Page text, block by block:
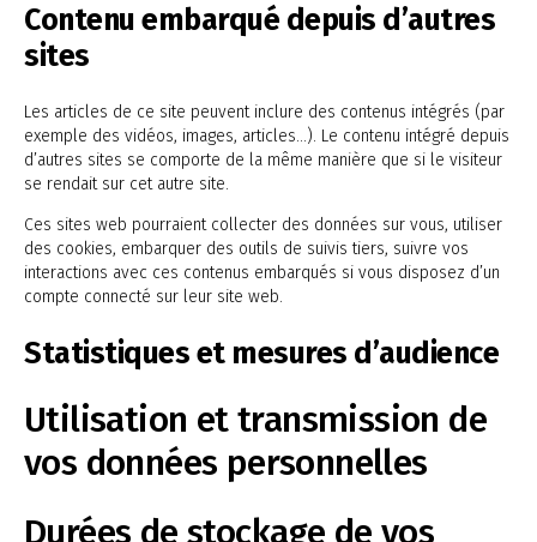
Contenu embarqué depuis d’autres
sites
Les articles de ce site peuvent inclure des contenus intégrés (par
exemple des vidéos, images, articles…). Le contenu intégré depuis
d’autres sites se comporte de la même manière que si le visiteur
se rendait sur cet autre site.
Ces sites web pourraient collecter des données sur vous, utiliser
des cookies, embarquer des outils de suivis tiers, suivre vos
interactions avec ces contenus embarqués si vous disposez d’un
compte connecté sur leur site web.
Statistiques et mesures d’audience
Utilisation et transmission de
vos données personnelles
Durées de stockage de vos